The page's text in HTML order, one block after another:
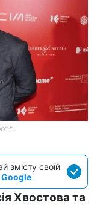
змісту своїй
Google
Хвостова та